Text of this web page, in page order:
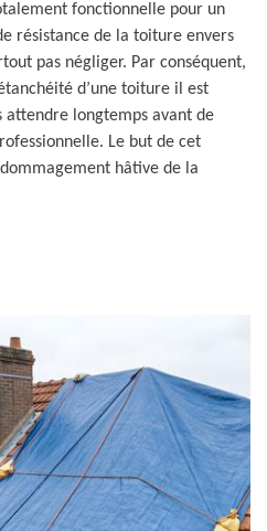
fonctionnelle pour un
résistance de la toiture envers
pas négliger. Par conséquent,
d’une toiture il est
longtemps avant de
Le but de cet
hâtive de la